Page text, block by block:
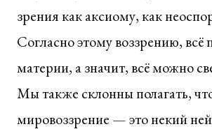
зрения как аксиому, как
Согласно этому воззрению, всё
материи, а значит, всё можно
Мы также склонны полагать,
мировоззрение — это некий